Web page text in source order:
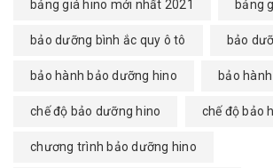
bảng giá hino mới nhất 2021 bảng
bảo dưỡng bình ắc quy ô tô bảo
bảo hành bảo dưỡng hino bảo
chế độ bảo dưỡng hino chế độ bảo
chương trình bảo dưỡng hino